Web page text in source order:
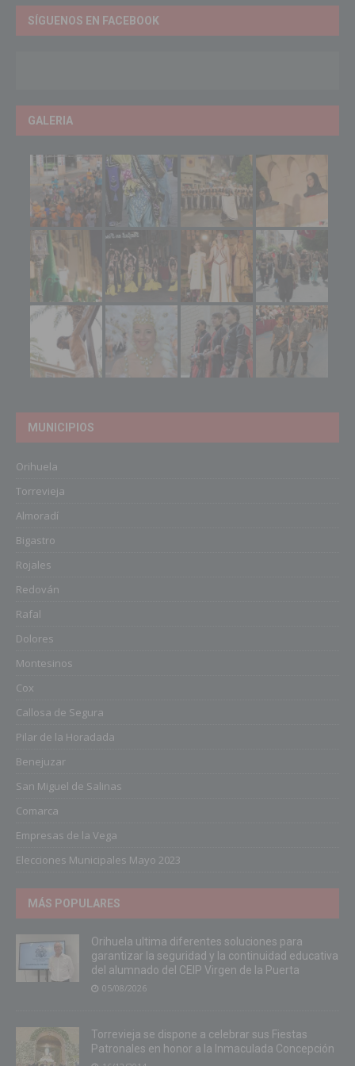
SÍGUENOS EN FACEBOOK
GALERIA
MUNICIPIOS
Orihuela
Torrevieja
Almoradí
Bigastro
Rojales
Redován
Rafal
Dolores
Montesinos
Cox
Callosa de Segura
Pilar de la Horadada
Benejuzar
San Miguel de Salinas
Comarca
Empresas de la Vega
Elecciones Municipales Mayo 2023
MÁS POPULARES
Orihuela ultima diferentes soluciones para
garantizar la seguridad y la continuidad educativa
del alumnado del CEIP Virgen de la Puerta
05/08/2026
Torrevieja se dispone a celebrar sus Fiestas
Patronales en honor a la Inmaculada Concepción